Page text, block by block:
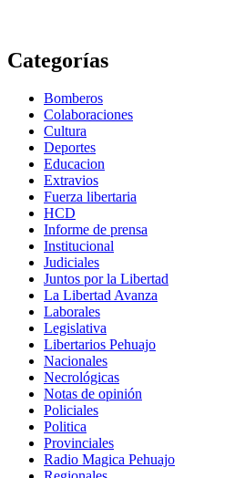
Categorías
Bomberos
Colaboraciones
Cultura
Deportes
Educacion
Extravios
Fuerza libertaria
HCD
Informe de prensa
Institucional
Judiciales
Juntos por la Libertad
La Libertad Avanza
Laborales
Legislativa
Libertarios Pehuajo
Nacionales
Necrológicas
Notas de opinión
Policiales
Politica
Provinciales
Radio Magica Pehuajo